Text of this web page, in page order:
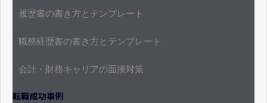
履歴書の書き方とテンプレート
職務経歴書の書き方とテンプレート
会計・財務キャリアの面接対策
転職成功事例